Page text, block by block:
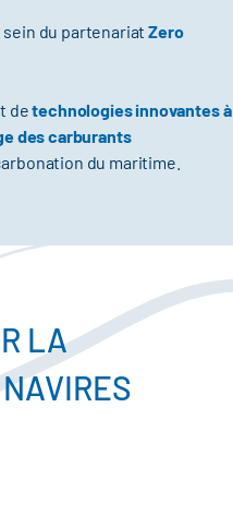
du partenariatZero
detechnologies innovantes à
des carburants
du maritime.
LA